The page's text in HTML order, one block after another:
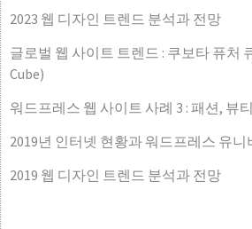
2023 웹 디자인 트렌드 분석과 전망
글로벌 웹 사이트 트렌드 : 쿠보타 퓨처
Cube)
워드프레스 웹 사이트 사례 3 : 패션, 뷰
2019년 인터넷 현황과 워드프레스 유니
2019 웹 디자인 트렌드 분석과 전망